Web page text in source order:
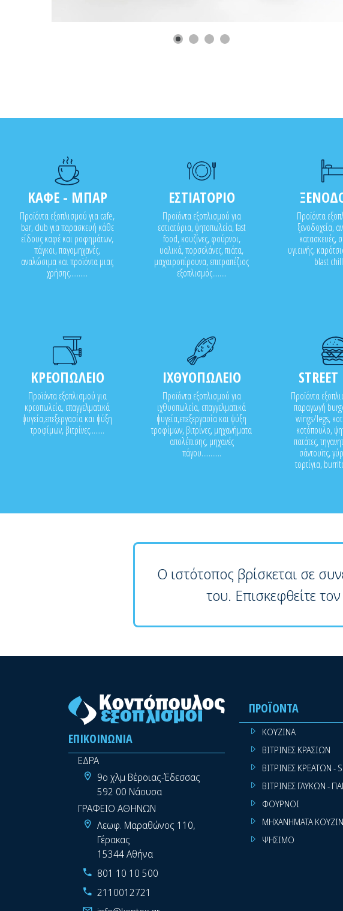
ΚΑΦΕ - ΜΠΑΡ
Προϊόντα εξοπλισμού για cafe,
bar, club για παρασκευή κάθε
είδους καφέ και ροφημάτων,
πάγκοι, παγομηχανές,
αναλώσιμα και προϊόντα μιας
χρήσης..........
ΕΣΤΙΑΤΟΡΙΟ
Προϊόντα εξοπλισμού για
εστιατόρια, ψητοπωλεία, fast
food, κουζίνες, φούρνοι,
υαλικά, πορσελάνες, πιάτα,
μαχαιροπίρουνα, επιτραπέζιος
εξοπλισμός........
Προϊόντα
ξενοδοχεία,
κατασκευές,
υγιεινής,
blast
ΚΡΕΟΠΩΛΕΙΟ
Προϊόντα εξοπλισμού για
κρεοπωλεία, επαγγελματικά
ψυγεία,επεξεργασία και ψύξη
τροφίμων, βιτρίνες........
ΙΧΘΥΟΠΩΛΕΙΟ
Προϊόντα εξοπλισμού για
ιχθυοπωλεία, επαγγελματικά
ψυγεία,επεξεργασία και ψύξη
τροφίμων, βιτρίνες, μηχανήματα
απολέπισης, μηχανές
πάγου...........
Προϊόντα
παραγωγή
wings/legs,
κοτόπουλο,
πατάτες,
σάντουϊτς,
τορτίγια,
Ο ιστότοπος βρίσκεται σε
του. Επισκεφθείτε
ΕΠΙΚΟΙΝΩΝΊΑ
ΕΔΡΑ
9ο χλμ Βέροιας-Έδεσσας
592 00 Νάουσα
ΓΡΑΦΕΙΟ ΑΘΗΝΩΝ
Λεωφ. Μαραθώνος 110,
Γέρακας
15344 Αθήνα
801 10 10 500
2110012721
ΠΡΟΪΌΝΤΑ
ΚΟΥΖΙΝΑ
ΒΙΤΡΙΝΕΣ ΚΡΑΣΙΩΝ
ΒΙΤΡΙΝΕΣ ΚΡΕΑΤΩΝ -
ΒΙΤΡΙΝΕΣ ΓΛΥΚΩΝ -
ΦΟΥΡΝΟΙ
ΜΗΧΑΝΗΜΑΤΑ
ΨΗΣΙΜΟ